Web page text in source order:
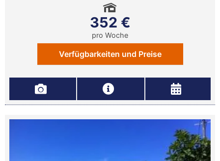
352 €
pro Woche
Verfügbarkeiten und Preise